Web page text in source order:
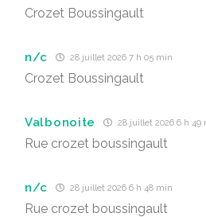
Crozet Boussingault
n/c 28 juillet 2026 7 h 05 min
Crozet Boussingault
Valbonoite 28 juillet 2026 6 h 49
Rue crozet boussingault
n/c 28 juillet 2026 6 h 48 min
Rue crozet boussingault